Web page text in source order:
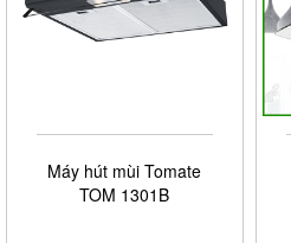
Máy hút mùi Tomate
TOM 1301B